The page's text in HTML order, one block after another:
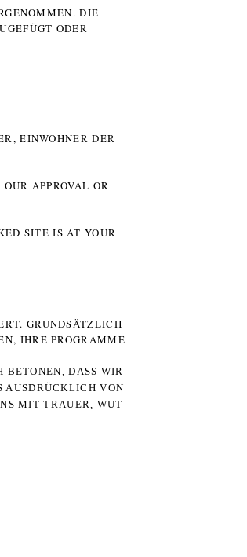
DIE
ODER
EINWOHNER DER P
APPROVAL OR
SITE IS AT YOUR
GRUNDSÄTZLICH
IHRE PROGRAMME
BETONEN, DASS WIR
AUSDRÜCKLICH VON
MIT TRAUER, WUT